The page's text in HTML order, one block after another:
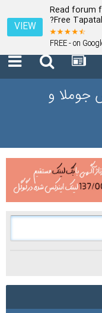
Read forum
Free
FREE - on
VIEW
جوملا و